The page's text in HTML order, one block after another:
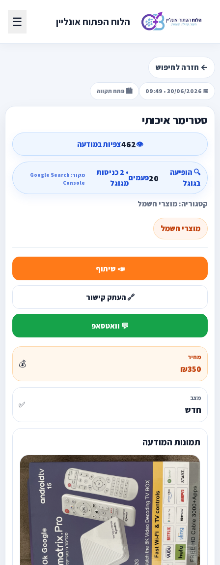
הלוח הפתוח אונליין ☰
← חזרה לחיפוש
📅 30/06/2026 • 09:49 🏙️ פתח תקווה
סטרימר איכותי
👁️
462צפיות במודעה
🔍 הופיעה
בגוגל
20פעמים
• 2 כניסות
מגוגל
מקור: Google Search
Console
קטגוריה: מוצרי חשמל
מוצרי חשמל
📣 שיתוף
🔗 העתק קישור
💬 וואטסאפ
מחיר
₪350
💰
מצב
חדש ✅
תמונות המודעה